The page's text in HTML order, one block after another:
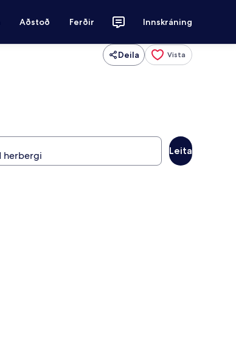
Aðstoð Ferðir Innskráning
Deila Vista
Leita